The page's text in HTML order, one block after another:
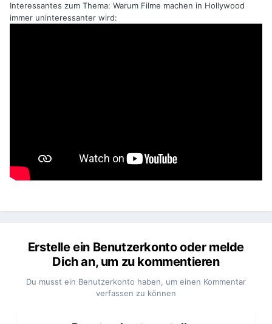
Interessantes zum Thema: Warum Filme machen in Hollywood
immer uninteressanter wird:
Erstelle ein Benutzerkonto oder melde
Dich an, um zu kommentieren
Du musst ein Benutzerkonto haben, um einen Kommentar
verfassen zu können